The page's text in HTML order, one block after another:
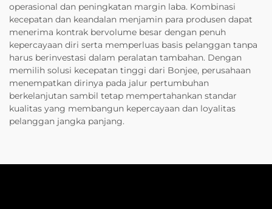
operasional dan peningkatan margin laba. Kombinasi
kecepatan dan keandalan menjamin para produsen dapat
menerima kontrak bervolume besar dengan penuh
kepercayaan diri serta memperluas basis pelanggan tanpa
harus berinvestasi dalam peralatan tambahan. Dengan
memilih solusi kecepatan tinggi dari Bonjee, perusahaan
menempatkan dirinya pada jalur pertumbuhan
berkelanjutan sambil tetap mempertahankan standar
kualitas yang membangun kepercayaan dan loyalitas
pelanggan jangka panjang.